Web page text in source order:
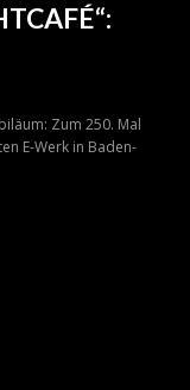
Zum 250. Mal
E-Werk in Baden-